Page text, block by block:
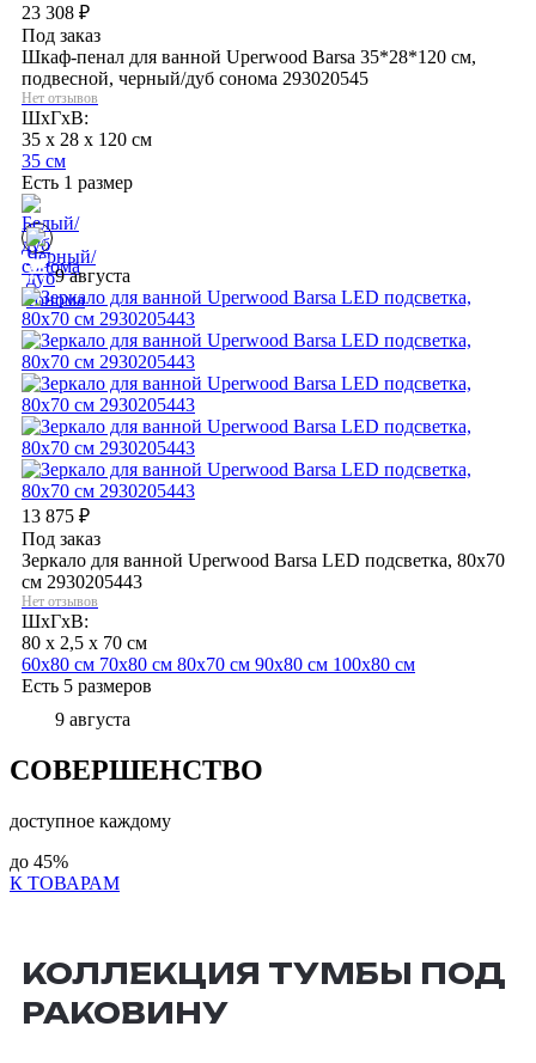
23 308 ₽
Под заказ
Шкаф-пенал для ванной Uperwood Barsa 35*28*120 см,
подвесной, черный/дуб сонома 293020545
Нет отзывов
ШхГхВ:
35 x 28 x 120 см
35 см
Есть 1 размер
9 августа
13 875 ₽
Под заказ
Зеркало для ванной Uperwood Barsa LED подсветка, 80х70
см 2930205443
Нет отзывов
ШхГхВ:
80 x 2,5 x 70 см
60х80 см 70х80 см 80х70 см 90х80 см 100х80 см
Есть 5 размеров
9 августа
СОВЕРШЕНСТВО
доступное каждому
до 45%
К ТОВАРАМ
КОЛЛЕКЦИЯ ТУМБЫ ПОД
РАКОВИНУ